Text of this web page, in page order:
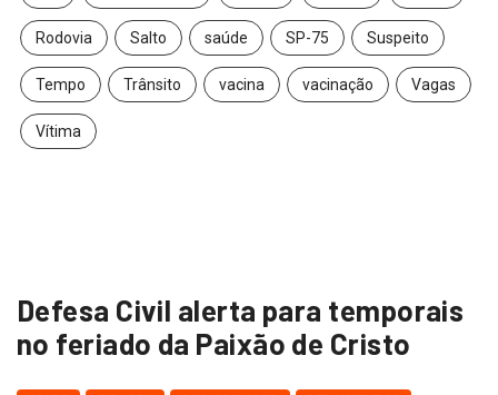
Rodovia Salto saúde SP-75 Suspeito
Tempo Trânsito vacina vacinação Vagas
Vítima
Defesa Civil alerta para temporais
no feriado da Paixão de Cristo